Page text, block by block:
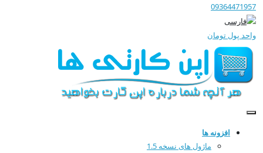
09364471957
واحد پول تومان
افزونه ها
ماژول های نسخه 1.5